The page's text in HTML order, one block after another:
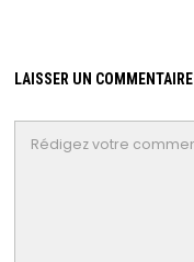
LAISSER UN COMMENTAIRE